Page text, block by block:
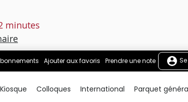
minutes
Ajouter aux favoris Prendre une note
Kiosque Colloques International Parquet